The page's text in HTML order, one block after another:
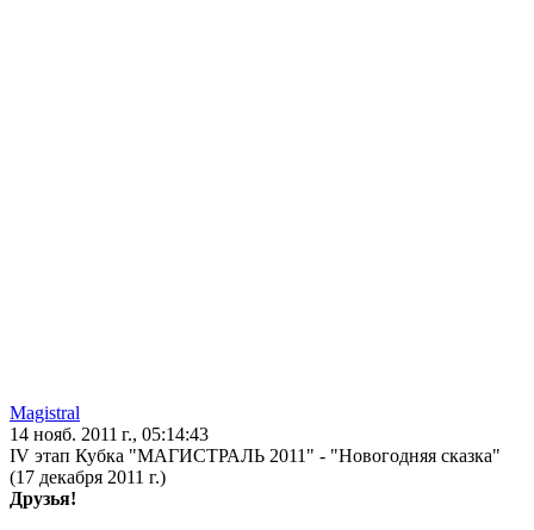
Magistral
14 нояб. 2011 г., 05:14:43
IV этап Кубка "МАГИСТРАЛЬ 2011" - "Новогодняя сказка"
(17 декабря 2011 г.)
Друзья!